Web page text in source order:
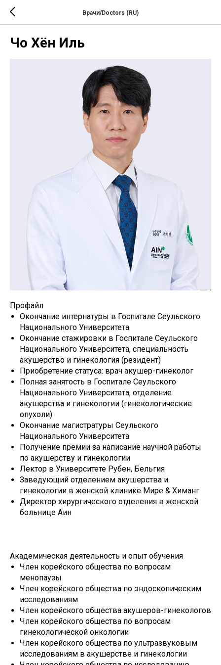
Врачи/Doctors (RU)
Чо Хён Иль
Профайл
Окончание интернатуры в Госпитале Сеульского
Национального Университета
Окончание стажировки в Госпитале Сеульского
Национального Университета, специальность
акушерство и гинекология (резидент)
Приобретение статуса: врач акушер-гинеколог
Полная занятость в Госпитале Сеульского
Национального Университета, отделение
акушерства и гинекологии (гинекологические
опухоли)
Окончание магистратуры Сеульского
Национального Университета
Получение премии за написание научной работы
по акушерству и гинекологии
Лектор в Университете Рубен, Бельгия
Заведующий отделением акушерства и
гинекологии в женской клинике Мире & Химанг
Директор хирургического отделения в женской
больнице Аин
Академическая деятельность и опыт обучения
Член корейского общества по вопросам
менопаузы
Член корейского общества по эндоскопическим
исследованиям
Член корейского общества акушеров-гинекологов
Член корейского общества по вопросам
гинекологической онкологии
Член корейского общества по ультразвуковым
исследованиям в акушерстве и гинекологии